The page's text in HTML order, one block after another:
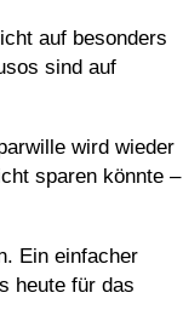
auf besonders
sind auf
wird wieder
sparen könnte –
Ein einfacher
heute für das